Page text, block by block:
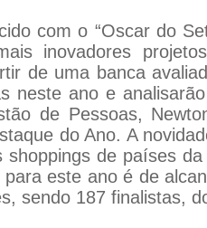
com o “Oscar do
inovadores
de uma banca
neste ano e
de Pessoas,
do Ano. A
shoppings de países
este ano é de
sendo 187 finalistas,